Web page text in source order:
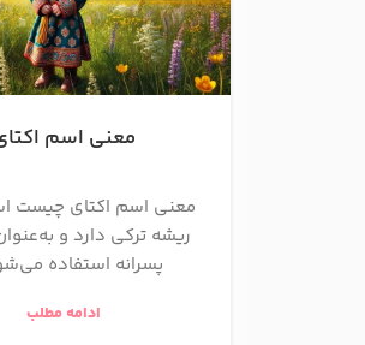
معنی اسم
معنی اسم اکتای چیست
ریشه ترکی دارد و
پسرانه استفاده
ادامه مطلب